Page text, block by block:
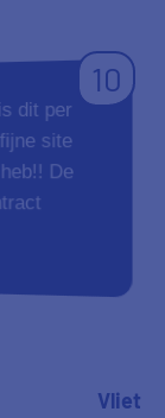
10
dit per
site
De
Vliet